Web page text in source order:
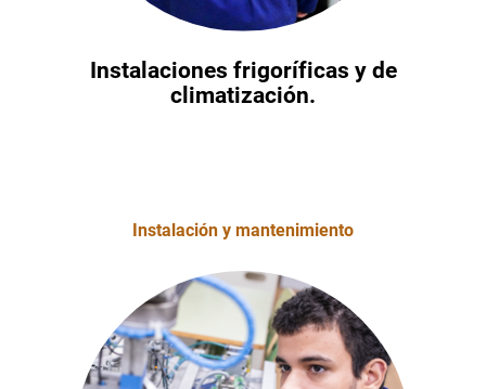
Instalaciones frigoríficas y de
climatización.
Instalación y mantenimiento